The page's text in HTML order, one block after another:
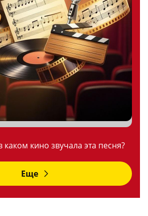
каком кино звучала эта песня?
Еще